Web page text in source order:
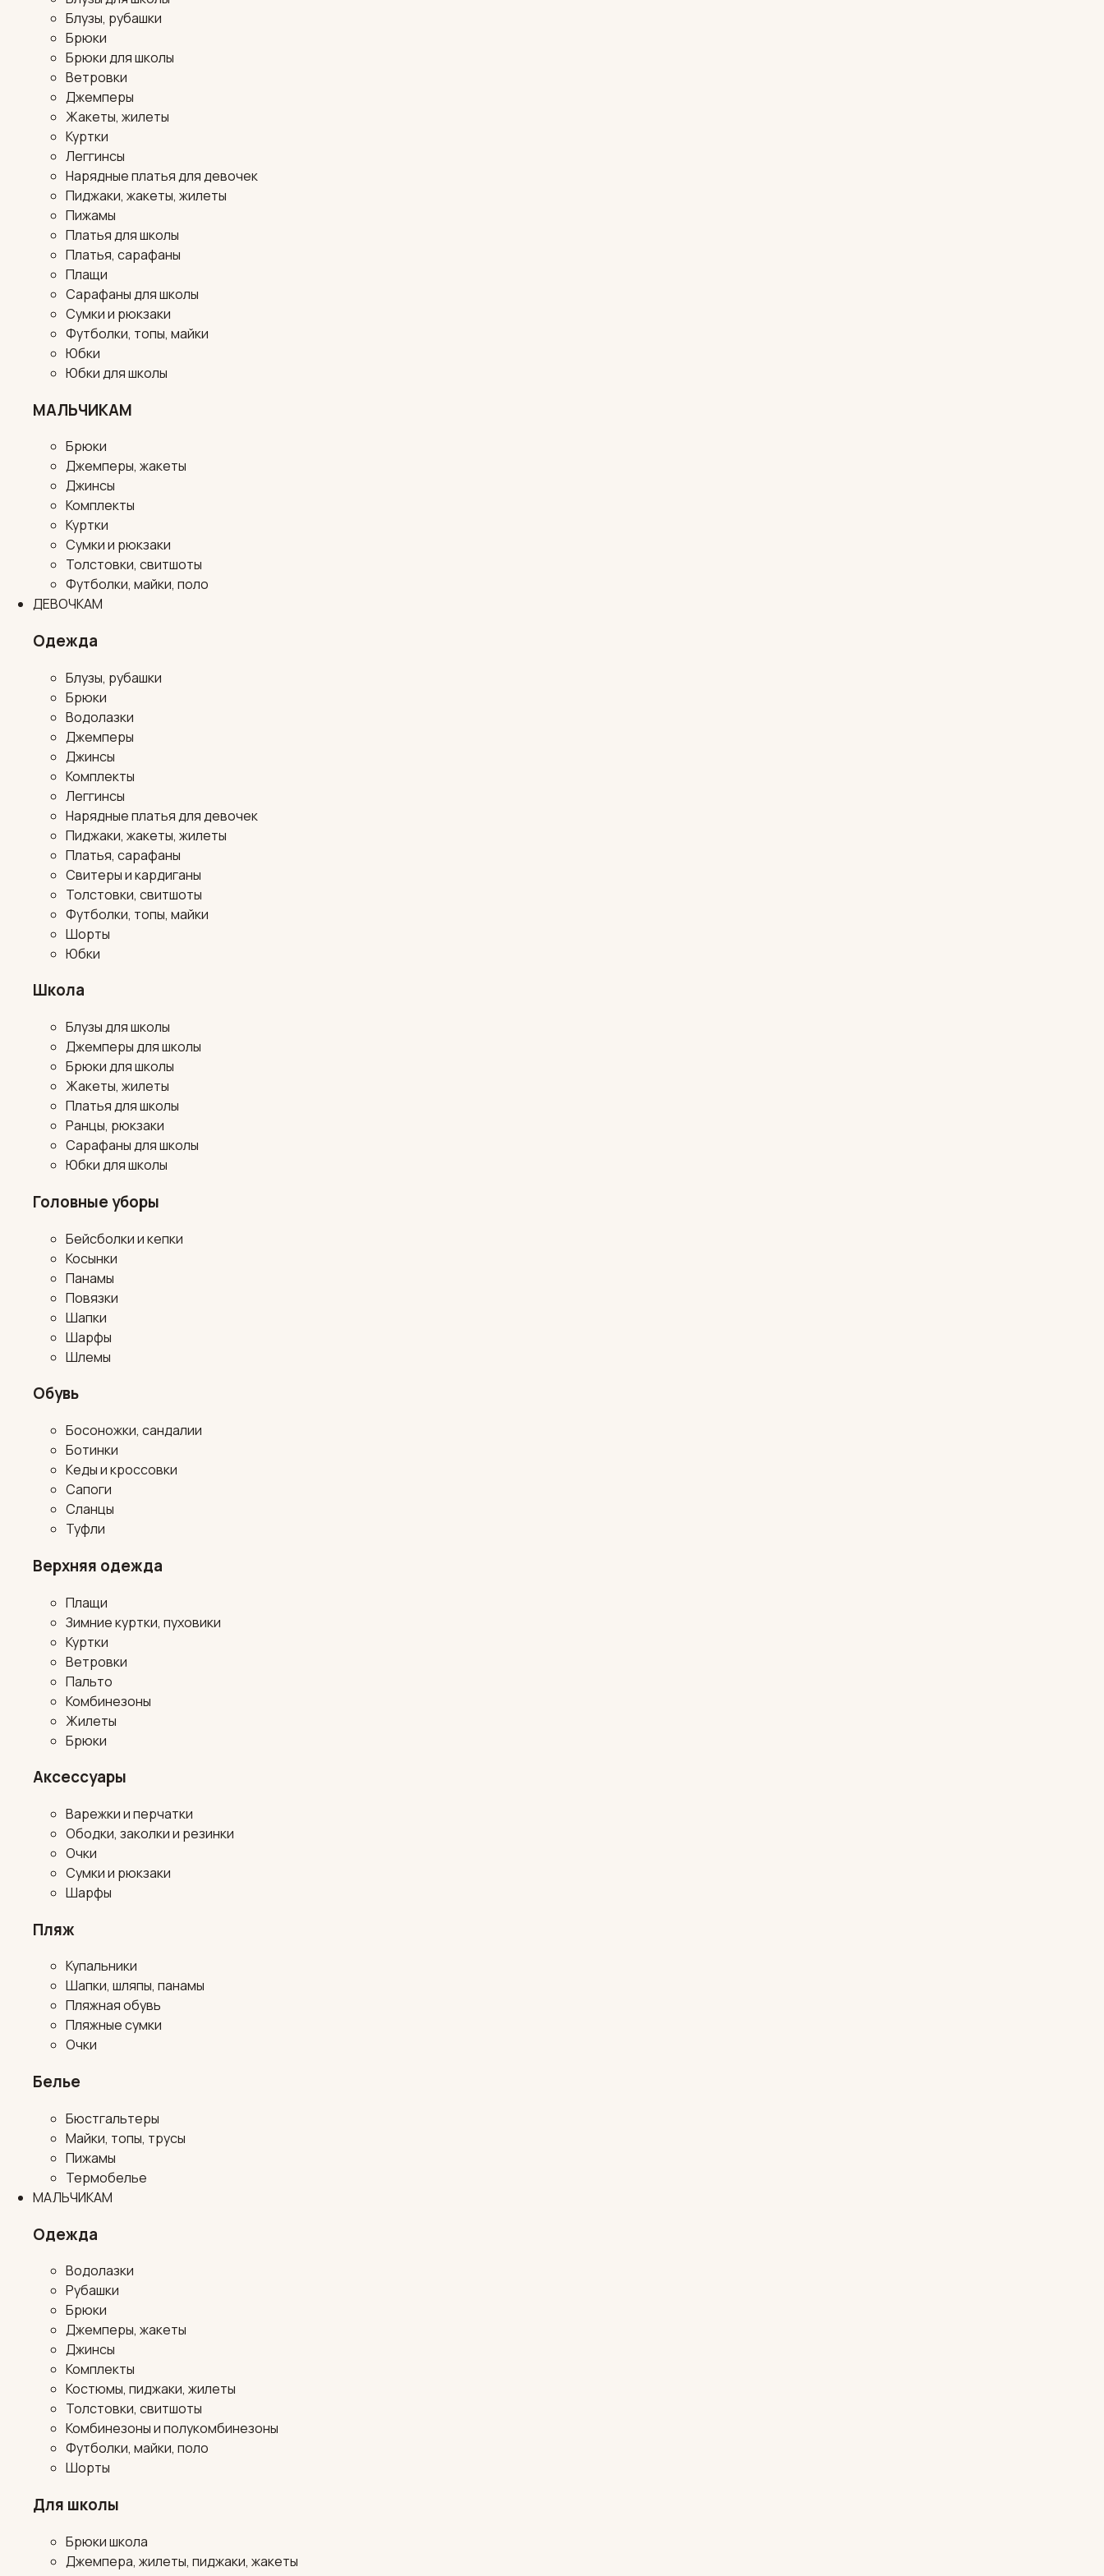
Блузы, рубашки
Брюки
Брюки для школы
Ветровки
Джемперы
Жакеты, жилеты
Куртки
Леггинсы
Нарядные платья для девочек
Пиджаки, жакеты, жилеты
Пижамы
Платья для школы
Платья, сарафаны
Плащи
Сарафаны для школы
Сумки и рюкзаки
Футболки, топы, майки
Юбки
Юбки для школы
МАЛЬЧИКАМ
Брюки
Джемперы, жакеты
Джинсы
Комплекты
Куртки
Сумки и рюкзаки
Толстовки, свитшоты
Футболки, майки, поло
ДЕВОЧКАМ
Одежда
Блузы, рубашки
Брюки
Водолазки
Джемперы
Джинсы
Комплекты
Леггинсы
Нарядные платья для девочек
Пиджаки, жакеты, жилеты
Платья, сарафаны
Свитеры и кардиганы
Толстовки, свитшоты
Футболки, топы, майки
Шорты
Юбки
Школа
Блузы для школы
Джемперы для школы
Брюки для школы
Жакеты, жилеты
Платья для школы
Ранцы, рюкзаки
Сарафаны для школы
Юбки для школы
Головные уборы
Бейсболки и кепки
Косынки
Панамы
Повязки
Шапки
Шарфы
Шлемы
Обувь
Босоножки, сандалии
Ботинки
Кеды и кроссовки
Сапоги
Сланцы
Туфли
Верхняя одежда
Плащи
Зимние куртки, пуховики
Куртки
Ветровки
Пальто
Комбинезоны
Жилеты
Брюки
Аксессуары
Варежки и перчатки
Ободки, заколки и резинки
Очки
Сумки и рюкзаки
Шарфы
Пляж
Купальники
Шапки, шляпы, панамы
Пляжная обувь
Пляжные сумки
Очки
Белье
Бюстгальтеры
Майки, топы, трусы
Пижамы
Термобелье
МАЛЬЧИКАМ
Одежда
Водолазки
Рубашки
Брюки
Джемперы, жакеты
Джинсы
Комплекты
Костюмы, пиджаки, жилеты
Толстовки, свитшоты
Комбинезоны и полукомбинезоны
Футболки, майки, поло
Шорты
Для школы
Брюки школа
Джемпера, жилеты, пиджаки, жакеты